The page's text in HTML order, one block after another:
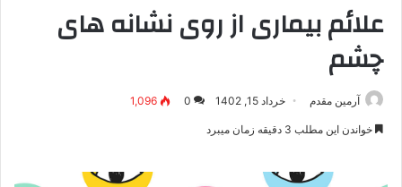
علائم بیماری از روی نشانه های
چشم
آرمین مقدم خرداد 15, 1402 0
1,096
خواندن این مطلب 3 دقیقه زمان میبرد